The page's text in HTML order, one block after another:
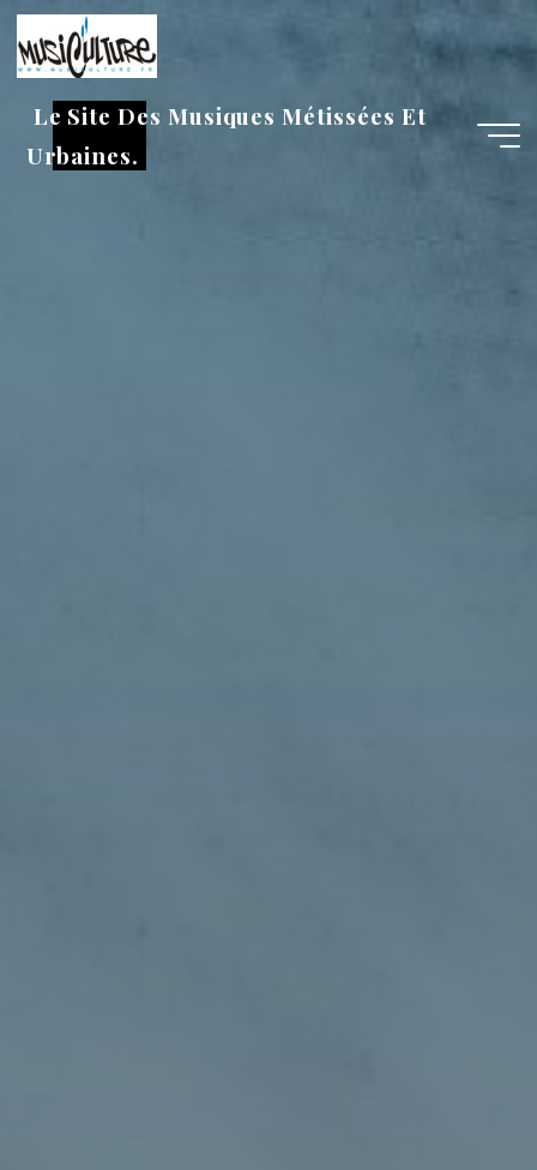
Aller
au
contenu
Le Site Des Musiques Métissées Et
Urbaines.